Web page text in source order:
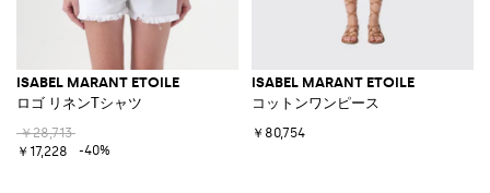
ISABEL MARANT ETOILE
ロゴ リネンTシャツ
￥28,713
￥17,228
-40%
ISABEL MARANT ETOILE
コットンワンピース
￥80,754